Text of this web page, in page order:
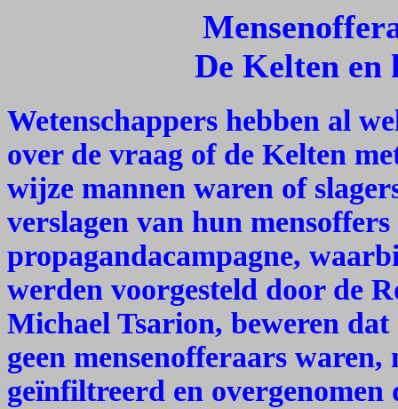
De Kelten en
Wetenschappers hebben al
over de vraag of de Kelten
wijze mannen waren of
verslagen van hun
propagandacampagne,
werden voorgesteld door de
Michael Tsarion, beweren
geen mensenofferaars
geïnfiltreerd en overgenomen